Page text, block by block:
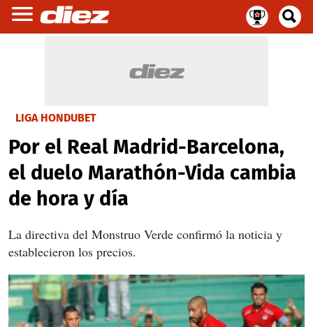
LIGA HONDUBET
Por el Real Madrid-Barcelona,
el duelo Marathón-Vida cambia
de hora y día
La directiva del Monstruo Verde confirmó la noticia y
establecieron los precios.